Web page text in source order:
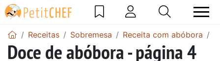
Receitas Sobremesa Receita com abóbora
Doce de abóbora - página 4